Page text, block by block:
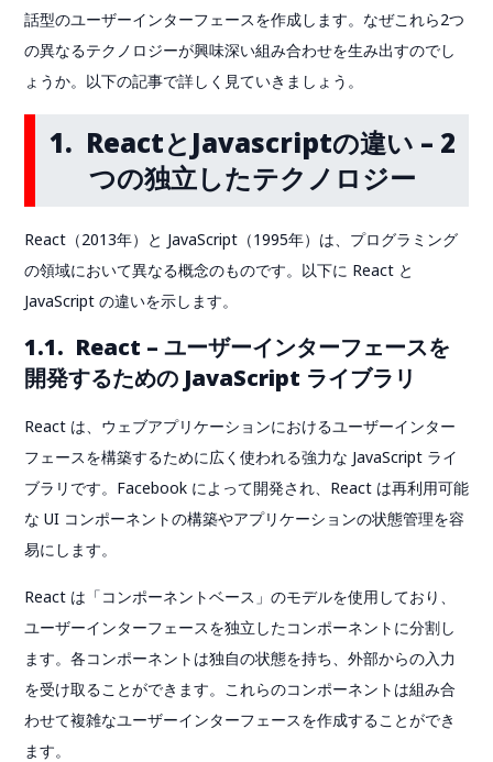
話型のユーザーインターフェースを作成します。なぜこれら2つ
の異なるテクノロジーが興味深い組み合わせを生み出すのでし
ょうか。以下の記事で詳しく見ていきましょう。
1. ReactとJavascriptの違い – 2
つの独立したテクノロジー
React（2013年）と JavaScript（1995年）は、プログラミング
の領域において異なる概念のものです。以下に React と
JavaScript の違いを示します。
1.1. React – ユーザーインターフェースを
開発するための JavaScript ライブラリ
React は、ウェブアプリケーションにおけるユーザーインター
フェースを構築するために広く使われる強力な JavaScript ライ
ブラリです。Facebook によって開発され、React は再利用可能
な UI コンポーネントの構築やアプリケーションの状態管理を容
易にします。
React は「コンポーネントベース」のモデルを使用しており、
ユーザーインターフェースを独立したコンポーネントに分割し
ます。各コンポーネントは独自の状態を持ち、外部からの入力
を受け取ることができます。これらのコンポーネントは組み合
わせて複雑なユーザーインターフェースを作成することができ
ます。